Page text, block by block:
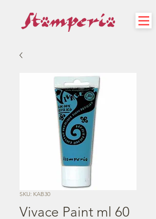
SKU: KAB30
Vivace Paint ml 60